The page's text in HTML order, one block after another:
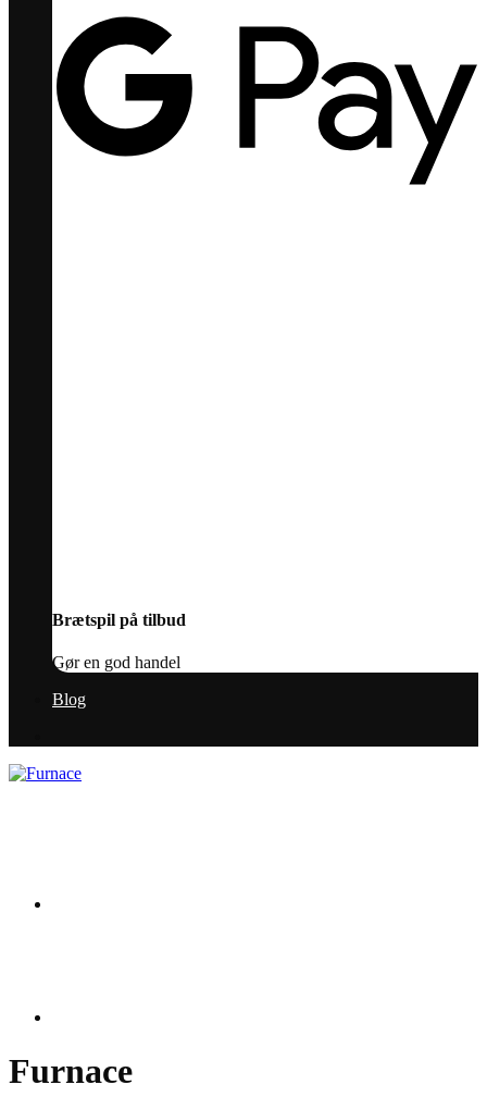
Brætspil på tilbud
Gør en god handel
Blog
Furnace